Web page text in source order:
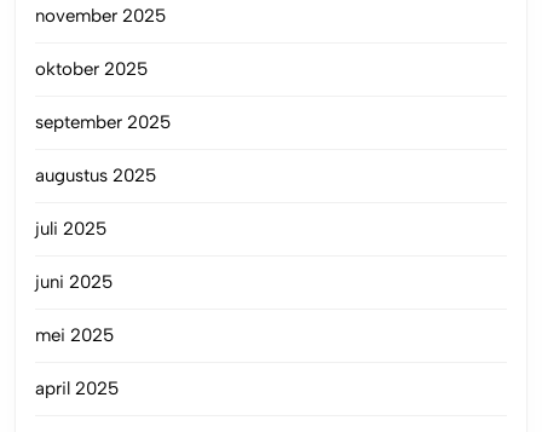
november 2025
oktober 2025
september 2025
augustus 2025
juli 2025
juni 2025
mei 2025
april 2025